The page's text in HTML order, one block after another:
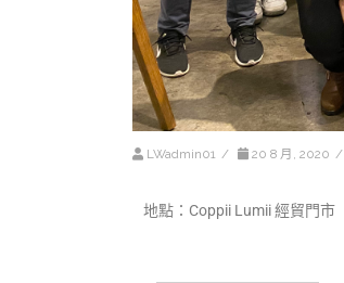
LWadmin01 / 20 8 月, 2020 /
地點：Coppii Lumii 經貿門市